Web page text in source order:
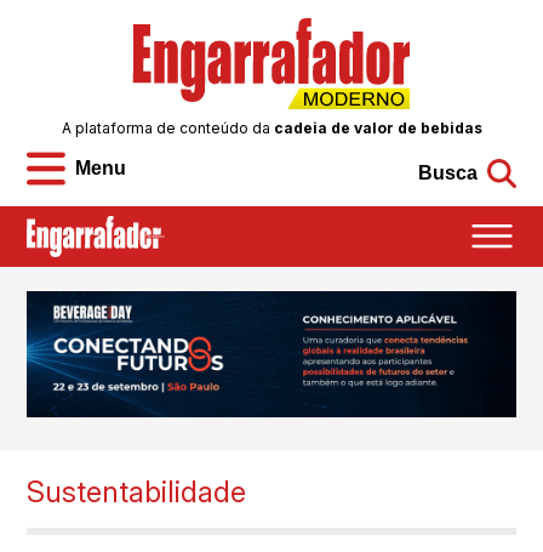
Menu
A plataforma de conteúdo da cadeia de valor de bebidas
Busca
Sustentabilidade